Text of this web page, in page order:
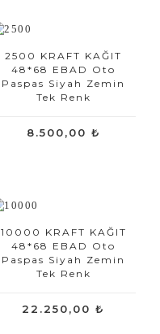
2500 KRAFT KAĞIT
48*68 EBAD Oto
Paspas Siyah Zemin
Tek Renk
8.500,00 ₺
10000 KRAFT KAĞIT
48*68 EBAD Oto
Paspas Siyah Zemin
Tek Renk
22.250,00 ₺